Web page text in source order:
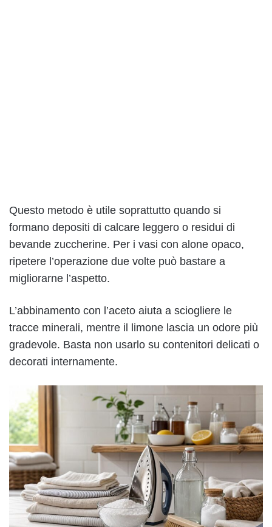
Questo metodo è utile soprattutto quando si
formano depositi di calcare leggero o residui di
bevande zuccherine. Per i vasi con alone opaco,
ripetere l’operazione due volte può bastare a
migliorarne l’aspetto.
L’abbinamento con l’aceto aiuta a sciogliere le
tracce minerali, mentre il limone lascia un odore più
gradevole. Basta non usarlo su contenitori delicati o
decorati internamente.